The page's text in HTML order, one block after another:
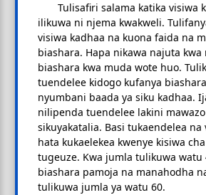
Tulisafiri salama katika visiwa
ilikuwa ni njema kwakweli.
visiwa kadhaa na kuona faida na
biashara. Hapa nikawa najuta
biashara kwa muda wote huo.
tuendelee kidogo kufanya
nyumbani baada ya siku kadhaa.
nilipenda tuendelee lakini
sikuyakatalia. Basi tukaendelea na
hata kukaelekea kwenye kisiwa
tugeuze. Kwa jumla tulikuwa watu
biashara pamoja na manahodha
tulikuwa jumla ya watu 60.